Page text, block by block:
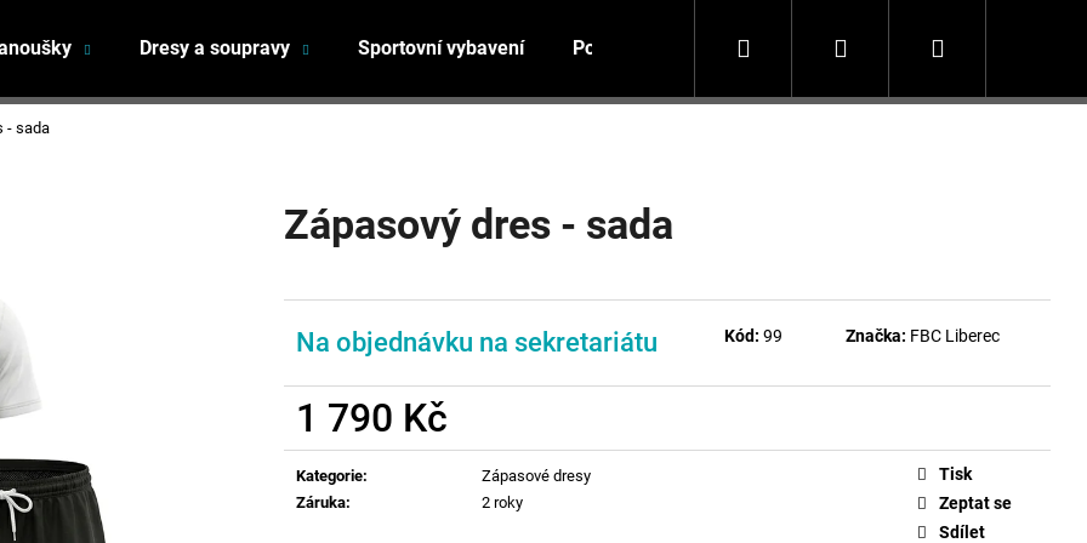
Dresy a soupravy Sportovní vybavení Potisk textilu Hledat PřihlášeníNákupní
- sada
Zápasový dres - sada
Na objednávku na sekretariátu Kód: 99 Značka: FBC Liberec
1 790 Kč
Měrná
cena:
Kategorie:
Zápasové dresy
Záruka: 2 roky
Tisk
Zeptat se
Sdílet
Co potřebujete najít?
HLEDAT